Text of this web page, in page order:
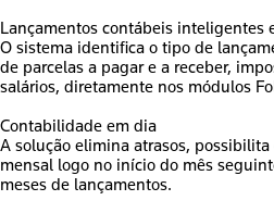
Lançamentos contábeis inteligentes
O sistema identifica o tipo de
de parcelas a pagar e a receber,
salários, diretamente nos módulos
Contabilidade em dia
A solução elimina atrasos,
mensal logo no início do mês
meses de lançamentos.